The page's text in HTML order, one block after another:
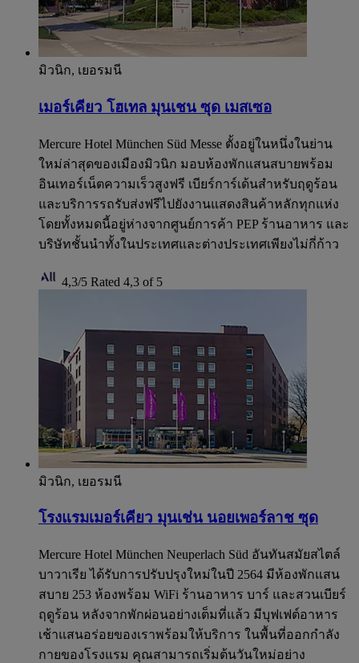
มิวนิก, เยอรมนี
เมอร์เคียว โฮเทล มุนเชน ซุด เมสเซอ
Mercure Hotel München Süd Messe ตั้งอยู่ในหนึ่งในย่าน
ใหม่ล่าสุดของเมืองมิวนิก มอบห้องพักแสนสบายพร้อม
อินเทอร์เน็ตความเร็วสูงฟรี เบียร์การ์เด้นสำหรับฤดูร้อน
และบริการรถรับส่งฟรีไปยังงานแสดงสินค้าหลักทุกแห่ง
โดยทั้งหมดนี้อยู่ห่างจากศูนย์การค้า PEP ร้านอาหาร และ
บริษัทชั้นนำทั้งในประเทศและต่างประเทศเพียงไม่กี่ก้าว
4,3/5 Rated 4,3 of 5
มิวนิก, เยอรมนี
โรงแรมเมอร์เคียว มุนเช่น นอยเพอร์ลาช ซุด
Mercure Hotel München Neuperlach Süd อันทันสมัยสไตล์
บาวาเรีย ได้รับการปรับปรุงใหม่ในปี 2564 มีห้องพักแสน
สบาย 253 ห้องพร้อม WiFi ร้านอาหาร บาร์ และสวนเบียร์
ฤดูร้อน หลังจากพักผ่อนอย่างเต็มที่แล้ว มีบุฟเฟต์อาหาร
เช้าแสนอร่อยของเราพร้อมให้บริการ ในพื้นที่ออกกำลัง
กายของโรงแรม คุณสามารถเริ่มต้นวันใหม่อย่าง